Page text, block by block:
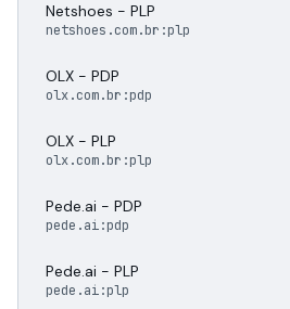
Netshoes - PLP
netshoes.com.br:plp
OLX - PDP
olx.com.br:pdp
OLX - PLP
olx.com.br:plp
Pede.ai - PDP
pede.ai:pdp
Pede.ai - PLP
pede.ai:plp